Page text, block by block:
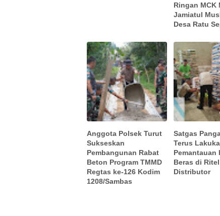
Ringan MCK
Jamiatul
Desa Ratu
Anggota Polsek Turut
Sukseskan
Pembangunan Rabat
Beton Program TMMD
Regtas ke-126 Kodim
1208/Sambas
Satgas
Terus
Pemantauan
Beras di
Distributor